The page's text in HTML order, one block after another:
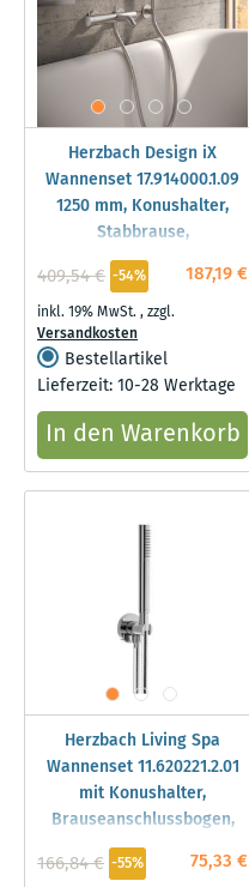
Herzbach Design iX
Wannenset 17.914000.1.09
1250 mm, Konushalter,
Stabbrause,
Brauseschlauch, Edelstahl
gebürstet
187,19 €
409,54 € -54%
inkl. 19% MwSt.,zzgl.
Versandkosten
Bestellartikel
Lieferzeit: 10-28 Werktage
In den Warenkorb
Herzbach Living Spa
Wannenset 11.620221.2.01
mit Konushalter,
Brauseanschlussbogen,
1.250mm, round, chrom
75,33 €
166,84 € -55%